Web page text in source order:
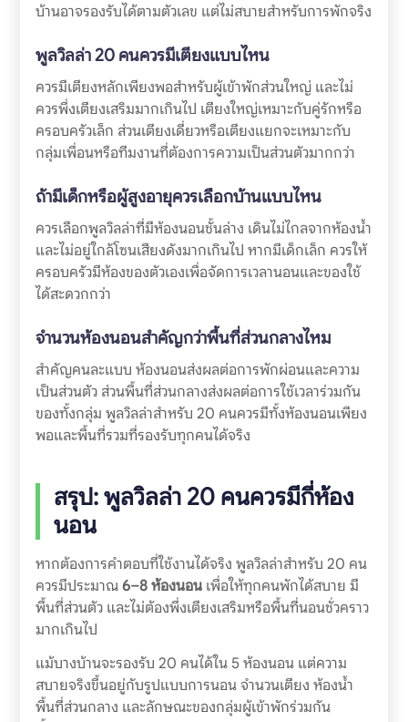
บ้านอาจรองรับได้ตามตัวเลข แต่ไม่สบายสำหรับการพักจริง
พูลวิลล่า 20 คนควรมีเตียงแบบไหน
ควรมีเตียงหลักเพียงพอสำหรับผู้เข้าพักส่วนใหญ่ และไม่
ควรพึ่งเตียงเสริมมากเกินไป เตียงใหญ่เหมาะกับคู่รักหรือ
ครอบครัวเล็ก ส่วนเตียงเดี่ยวหรือเตียงแยกจะเหมาะกับ
กลุ่มเพื่อนหรือทีมงานที่ต้องการความเป็นส่วนตัวมากกว่า
ถ้ามีเด็กหรือผู้สูงอายุควรเลือกบ้านแบบไหน
ควรเลือกพูลวิลล่าที่มีห้องนอนชั้นล่าง เดินไม่ไกลจากห้องน้ำ
และไม่อยู่ใกล้โซนเสียงดังมากเกินไป หากมีเด็กเล็ก ควรให้
ครอบครัวมีห้องของตัวเองเพื่อจัดการเวลานอนและของใช้
ได้สะดวกกว่า
จำนวนห้องนอนสำคัญกว่าพื้นที่ส่วนกลางไหม
สำคัญคนละแบบ ห้องนอนส่งผลต่อการพักผ่อนและความ
เป็นส่วนตัว ส่วนพื้นที่ส่วนกลางส่งผลต่อการใช้เวลาร่วมกัน
ของทั้งกลุ่ม พูลวิลล่าสำหรับ 20 คนควรมีทั้งห้องนอนเพียง
พอและพื้นที่รวมที่รองรับทุกคนได้จริง
สรุป: พูลวิลล่า 20 คนควรมีกี่ห้อง
นอน
หากต้องการคำตอบที่ใช้งานได้จริง พูลวิลล่าสำหรับ 20 คน
ควรมีประมาณ6–8 ห้องนอนเพื่อให้ทุกคนพักได้สบาย มี
พื้นที่ส่วนตัว และไม่ต้องพึ่งเตียงเสริมหรือพื้นที่นอนชั่วคราว
มากเกินไป
แม้บางบ้านจะรองรับ 20 คนได้ใน 5 ห้องนอน แต่ความ
สบายจริงขึ้นอยู่กับรูปแบบการนอน จำนวนเตียง ห้องน้ำ
พื้นที่ส่วนกลาง และลักษณะของกลุ่มผู้เข้าพักร่วมกัน